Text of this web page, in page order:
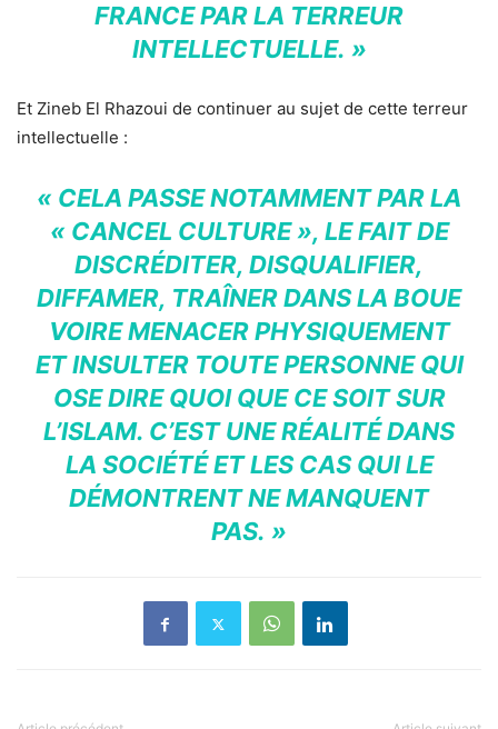
FRANCE PAR LA TERREUR
INTELLECTUELLE. »
Et Zineb El Rhazoui de continuer au sujet de cette terreur
intellectuelle :
« CELA PASSE NOTAMMENT PAR LA
« CANCEL CULTURE », LE FAIT DE
DISCRÉDITER, DISQUALIFIER,
DIFFAMER, TRAÎNER DANS LA BOUE
VOIRE MENACER PHYSIQUEMENT
ET INSULTER TOUTE PERSONNE QUI
OSE DIRE QUOI QUE CE SOIT SUR
L’ISLAM. C’EST UNE RÉALITÉ DANS
LA SOCIÉTÉ ET LES CAS QUI LE
DÉMONTRENT NE MANQUENT
PAS. »